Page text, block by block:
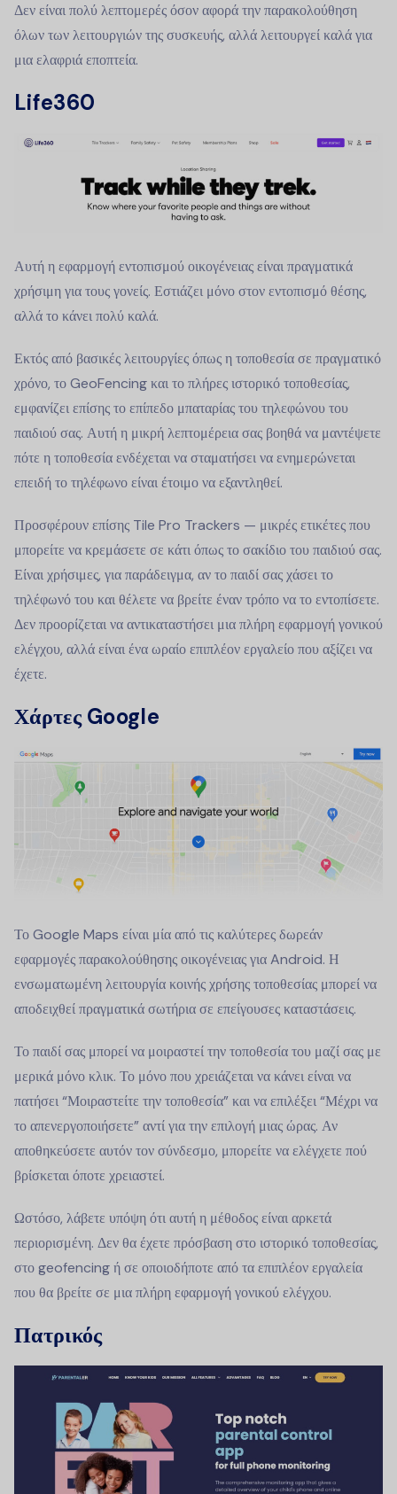
Δεν είναι πολύ λεπτομερές όσον αφορά την παρακολούθηση
όλων των λειτουργιών της συσκευής, αλλά λειτουργεί καλά για
μια ελαφριά εποπτεία.
Life360
Αυτή η εφαρμογή εντοπισμού οικογένειας είναι πραγματικά
χρήσιμη για τους γονείς. Εστιάζει μόνο στον εντοπισμό θέσης,
αλλά το κάνει πολύ καλά.
Εκτός από βασικές λειτουργίες όπως η τοποθεσία σε πραγματικό
χρόνο, το GeoFencing και το πλήρες ιστορικό τοποθεσίας,
εμφανίζει επίσης το επίπεδο μπαταρίας του τηλεφώνου του
παιδιού σας. Αυτή η μικρή λεπτομέρεια σας βοηθά να μαντέψετε
πότε η τοποθεσία ενδέχεται να σταματήσει να ενημερώνεται
επειδή το τηλέφωνο είναι έτοιμο να εξαντληθεί.
Προσφέρουν επίσης Tile Pro Trackers — μικρές ετικέτες που
μπορείτε να κρεμάσετε σε κάτι όπως το σακίδιο του παιδιού σας.
Είναι χρήσιμες, για παράδειγμα, αν το παιδί σας χάσει το
τηλέφωνό του και θέλετε να βρείτε έναν τρόπο να το εντοπίσετε.
Δεν προορίζεται να αντικαταστήσει μια πλήρη εφαρμογή γονικού
ελέγχου, αλλά είναι ένα ωραίο επιπλέον εργαλείο που αξίζει να
έχετε.
Χάρτες Google
Το Google Maps είναι μία από τις καλύτερες δωρεάν
εφαρμογές παρακολούθησης οικογένειας για Android. Η
ενσωματωμένη λειτουργία κοινής χρήσης τοποθεσίας μπορεί να
αποδειχθεί πραγματικά σωτήρια σε επείγουσες καταστάσεις.
Το παιδί σας μπορεί να μοιραστεί την τοποθεσία του μαζί σας με
μερικά μόνο κλικ. Το μόνο που χρειάζεται να κάνει είναι να
πατήσει “Μοιραστείτε την τοποθεσία” και να επιλέξει “Μέχρι να
το απενεργοποιήσετε” αντί για την επιλογή μιας ώρας. Αν
αποθηκεύσετε αυτόν τον σύνδεσμο, μπορείτε να ελέγχετε πού
βρίσκεται όποτε χρειαστεί.
Ωστόσο, λάβετε υπόψη ότι αυτή η μέθοδος είναι αρκετά
περιορισμένη. Δεν θα έχετε πρόσβαση στο ιστορικό τοποθεσίας,
στο geofencing ή σε οποιοδήποτε από τα επιπλέον εργαλεία
που θα βρείτε σε μια πλήρη εφαρμογή γονικού ελέγχου.
Πατρικός